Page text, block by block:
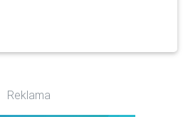
Reklama